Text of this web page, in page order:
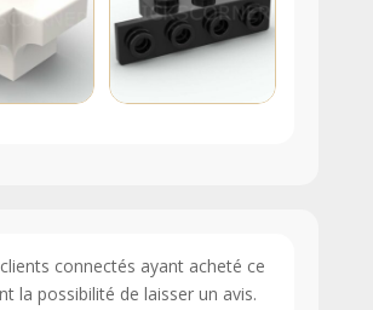
connectés ayant acheté ce
la possibilité de laisser un avis.